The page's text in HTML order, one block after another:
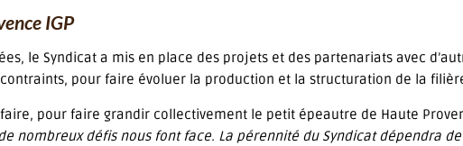
IGP
le Syndicat a mis en place des projets et des partenariats avec
contraints, pour faire évoluer la production et la structuration de la
pour faire grandir collectivement le petit épeautre de Haute
nombreux défis nous font face. La pérennité du Syndicat dépendra